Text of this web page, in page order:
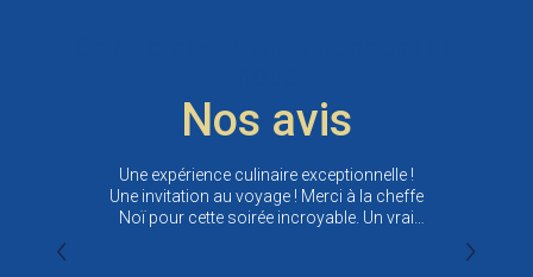
Nos avis
Une expérience culinaire exceptionnelle !
Une invitation au voyage ! Merci à la cheffe
Noï pour cette soirée incroyable. Un vrai
fait